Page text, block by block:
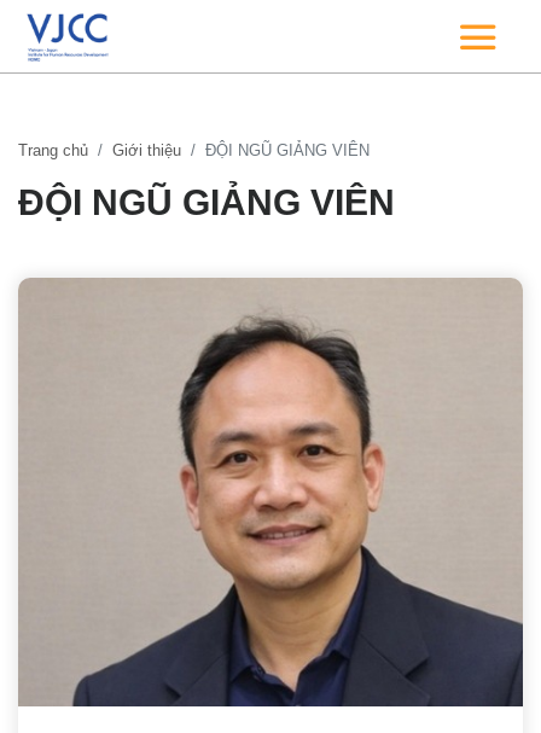
Trang chủ Giới thiệu ĐỘI NGŨ GIẢNG VIÊN
ĐỘI NGŨ GIẢNG VIÊN